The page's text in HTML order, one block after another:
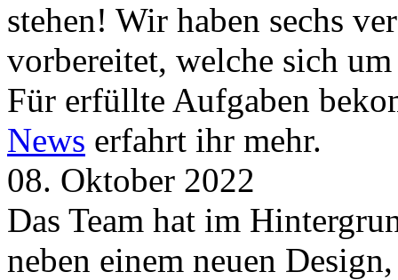
stehen! Wir haben sechs
vorbereitet, welche sich
Für erfüllte Aufgaben
News erfahrt ihr mehr.
08. Oktober 2022
Das Team hat im
neben einem neuen